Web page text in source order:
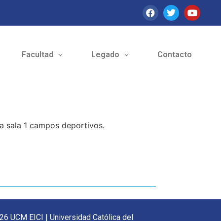
Facultad Legado Contacto
sala 1 campos deportivos.
UCM EICI | Universidad Católica del